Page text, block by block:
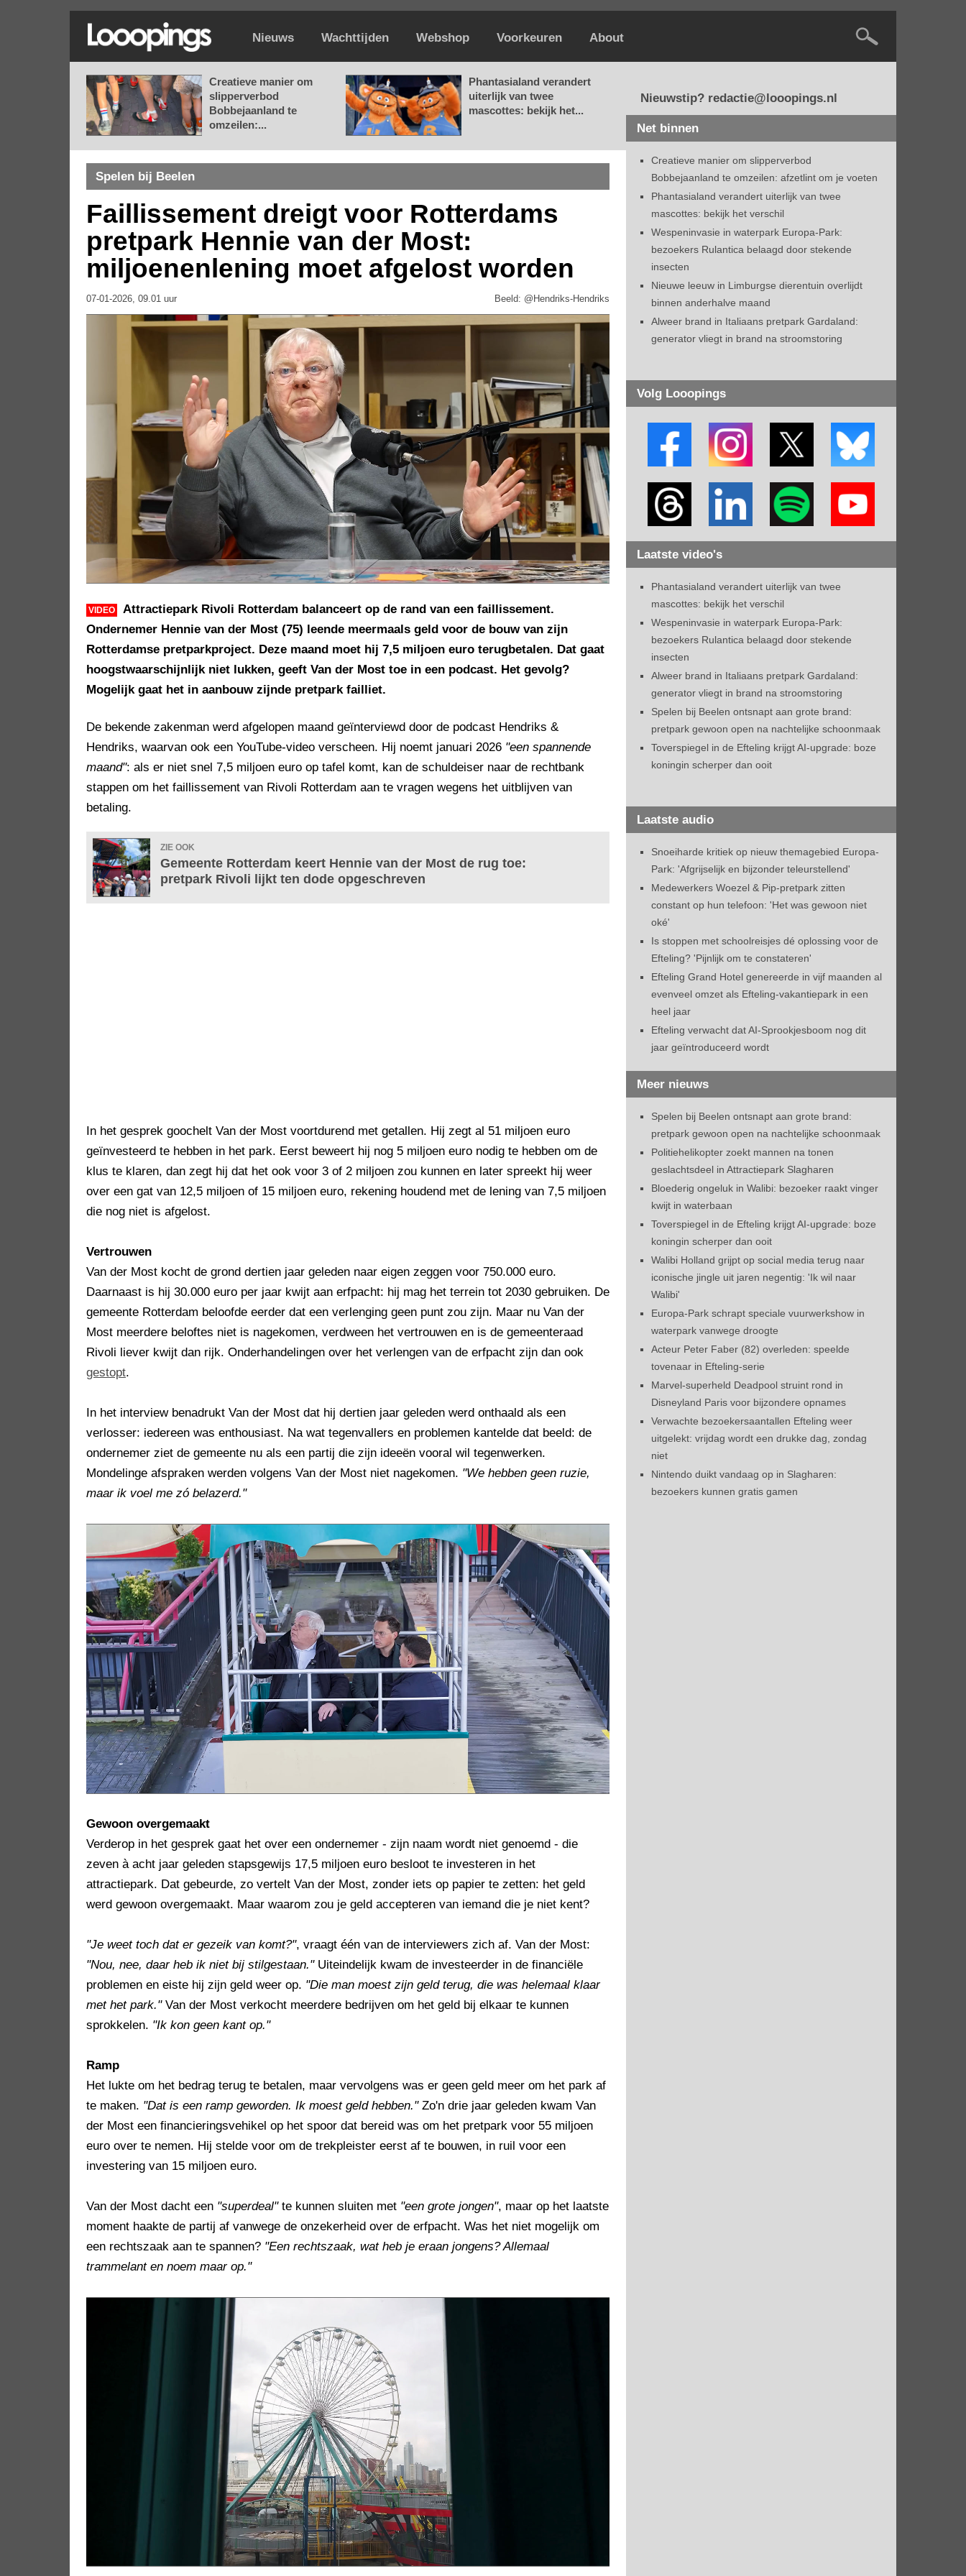
Nieuws Wachttijden Webshop Voorkeuren About
Creatieve manier om
slipperverbod
Bobbejaanland te
omzeilen:...
Phantasialand verandert
uiterlijk van twee
mascottes: bekijk het...
Spelen bij Beelen
Faillissement dreigt voor Rotterdams
pretpark Hennie van der Most:
miljoenenlening moet afgelost worden
07-01-2026, 09.01 uur Beeld: @Hendriks-Hendriks
VIDEO
Attractiepark Rivoli Rotterdam balanceert op de rand van een faillissement.
Ondernemer Hennie van der Most (75) leende meermaals geld voor de bouw van zijn
Rotterdamse pretparkproject. Deze maand moet hij 7,5 miljoen euro terugbetalen. Dat gaat
hoogstwaarschijnlijk niet lukken, geeft Van der Most toe in een podcast. Het gevolg?
Mogelijk gaat het in aanbouw zijnde pretpark failliet.
De bekende zakenman werd afgelopen maand geïnterviewd door de podcast Hendriks &
Hendriks, waarvan ook een YouTube-video verscheen. Hij noemt januari 2026 "een spannende
maand": als er niet snel 7,5 miljoen euro op tafel komt, kan de schuldeiser naar de rechtbank
stappen om het faillissement van Rivoli Rotterdam aan te vragen wegens het uitblijven van
betaling.
ZIE OOK
Gemeente Rotterdam keert Hennie van der Most de rug toe:
pretpark Rivoli lijkt ten dode opgeschreven
In het gesprek goochelt Van der Most voortdurend met getallen. Hij zegt al 51 miljoen euro
geïnvesteerd te hebben in het park. Eerst beweert hij nog 5 miljoen euro nodig te hebben om de
klus te klaren, dan zegt hij dat het ook voor 3 of 2 miljoen zou kunnen en later spreekt hij weer
over een gat van 12,5 miljoen of 15 miljoen euro, rekening houdend met de lening van 7,5 miljoen
die nog niet is afgelost.
Vertrouwen
Van der Most kocht de grond dertien jaar geleden naar eigen zeggen voor 750.000 euro.
Daarnaast is hij 30.000 euro per jaar kwijt aan erfpacht: hij mag het terrein tot 2030 gebruiken. De
gemeente Rotterdam beloofde eerder dat een verlenging geen punt zou zijn. Maar nu Van der
Most meerdere beloftes niet is nagekomen, verdween het vertrouwen en is de gemeenteraad
Rivoli liever kwijt dan rijk. Onderhandelingen over het verlengen van de erfpacht zijn dan ook
gestopt.
In het interview benadrukt Van der Most dat hij dertien jaar geleden werd onthaald als een
verlosser: iedereen was enthousiast. Na wat tegenvallers en problemen kantelde dat beeld: de
ondernemer ziet de gemeente nu als een partij die zijn ideeën vooral wil tegenwerken.
Mondelinge afspraken werden volgens Van der Most niet nagekomen. "We hebben geen ruzie,
maar ik voel me zó belazerd."
Gewoon overgemaakt
Verderop in het gesprek gaat het over een ondernemer - zijn naam wordt niet genoemd - die
zeven à acht jaar geleden stapsgewijs 17,5 miljoen euro besloot te investeren in het
attractiepark. Dat gebeurde, zo vertelt Van der Most, zonder iets op papier te zetten: het geld
werd gewoon overgemaakt. Maar waarom zou je geld accepteren van iemand die je niet kent?
"Je weet toch dat er gezeik van komt?", vraagt één van de interviewers zich af. Van der Most:
"Nou, nee, daar heb ik niet bij stilgestaan."Uiteindelijk kwam de investeerder in de financiële
problemen en eiste hij zijn geld weer op. "Die man moest zijn geld terug, die was helemaal klaar
met het park."Van der Most verkocht meerdere bedrijven om het geld bij elkaar te kunnen
sprokkelen. "Ik kon geen kant op."
Ramp
Het lukte om het bedrag terug te betalen, maar vervolgens was er geen geld meer om het park af
te maken. "Dat is een ramp geworden. Ik moest geld hebben."Zo'n drie jaar geleden kwam Van
der Most een financieringsvehikel op het spoor dat bereid was om het pretpark voor 55 miljoen
euro over te nemen. Hij stelde voor om de trekpleister eerst af te bouwen, in ruil voor een
investering van 15 miljoen euro.
Van der Most dacht een "superdeal"te kunnen sluiten met "een grote jongen", maar op het laatste
moment haakte de partij af vanwege de onzekerheid over de erfpacht. Was het niet mogelijk om
een rechtszaak aan te spannen? "Een rechtszaak, wat heb je eraan jongens? Allemaal
trammelant en noem maar op."
Nieuwstip? redactie@looopings.nl
Net binnen
Creatieve manier om slipperverbod
Bobbejaanland te omzeilen: afzetlint om je voeten
Phantasialand verandert uiterlijk van twee
mascottes: bekijk het verschil
Wespeninvasie in waterpark Europa-Park:
bezoekers Rulantica belaagd door stekende
insecten
Nieuwe leeuw in Limburgse dierentuin overlijdt
binnen anderhalve maand
Alweer brand in Italiaans pretpark Gardaland:
generator vliegt in brand na stroomstoring
Volg Looopings
Laatste video's
Phantasialand verandert uiterlijk van twee
mascottes: bekijk het verschil
Wespeninvasie in waterpark Europa-Park:
bezoekers Rulantica belaagd door stekende
insecten
Alweer brand in Italiaans pretpark Gardaland:
generator vliegt in brand na stroomstoring
Spelen bij Beelen ontsnapt aan grote brand:
pretpark gewoon open na nachtelijke schoonmaak
Toverspiegel in de Efteling krijgt AI-upgrade: boze
koningin scherper dan ooit
Laatste audio
Snoeiharde kritiek op nieuw themagebied Europa-
Park: 'Afgrijselijk en bijzonder teleurstellend'
Medewerkers Woezel & Pip-pretpark zitten
constant op hun telefoon: 'Het was gewoon niet
oké'
Is stoppen met schoolreisjes dé oplossing voor de
Efteling? 'Pijnlijk om te constateren'
Efteling Grand Hotel genereerde in vijf maanden al
evenveel omzet als Efteling-vakantiepark in een
heel jaar
Efteling verwacht dat AI-Sprookjesboom nog dit
jaar geïntroduceerd wordt
Meer nieuws
Spelen bij Beelen ontsnapt aan grote brand:
pretpark gewoon open na nachtelijke schoonmaak
Politiehelikopter zoekt mannen na tonen
geslachtsdeel in Attractiepark Slagharen
Bloederig ongeluk in Walibi: bezoeker raakt vinger
kwijt in waterbaan
Toverspiegel in de Efteling krijgt AI-upgrade: boze
koningin scherper dan ooit
Walibi Holland grijpt op social media terug naar
iconische jingle uit jaren negentig: 'Ik wil naar
Walibi'
Europa-Park schrapt speciale vuurwerkshow in
waterpark vanwege droogte
Acteur Peter Faber (82) overleden: speelde
tovenaar in Efteling-serie
Marvel-superheld Deadpool struint rond in
Disneyland Paris voor bijzondere opnames
Verwachte bezoekersaantallen Efteling weer
uitgelekt: vrijdag wordt een drukke dag, zondag
niet
Nintendo duikt vandaag op in Slagharen:
bezoekers kunnen gratis gamen